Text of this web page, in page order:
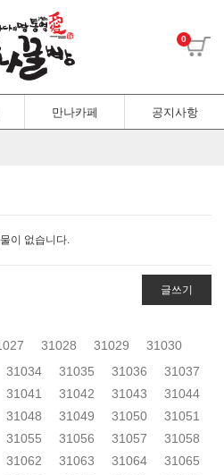
0
만나카페 공지사항
이 없습니다.
글쓰기
31028 31029
31030
31034 31035 31036
31037
31041 31042 31043
31044
31048 31049 31050
31051
31055 31056 31057
31058
31062 31063 31064
31065